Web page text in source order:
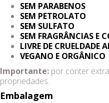
SEM PARABENOS
SEM PETROLATO
SEM SULFATO
SEM FRAGRÂNCIAS E
LIVRE DE CRUELDADE
VEGANO E ORGÂNICO
Importante: por conter
propriedades.
Embalagem